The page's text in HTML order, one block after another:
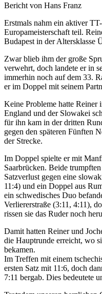
Bericht von Hans Franz
Erstmals nahm ein aktiver
Europameisterschaft teil.
Budapest in der Altersklasse
Zwar blieb ihm der große
verwehrt, doch landete er in
immerhin noch auf dem 33.
er im Doppel mit seinem
Keine Probleme hatte Reiner
England und der Slowakei
für ihn kam in der dritten
gegen den späteren Fünften
der Strecke.
Im Doppel spielte er mit
Saarbrücken. Beide
Satzverlust gegen eine
11:4) und ein Doppel aus
ein schwedisches Duo
Verliererstraße (3:11, 4:11),
rissen sie das Ruder noch
Damit hatten Reiner und
die Hauptrunde erreicht, wo
bekamen.
Im Treffen mit einem
ersten Satz mit 11:6, doch
7:11 bergab. Dies bedeutete